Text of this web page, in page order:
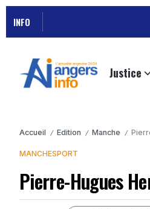
INFO
Justice
Accueil / Edition / Manche /
MANCHESPORT
Pierre-Hugues